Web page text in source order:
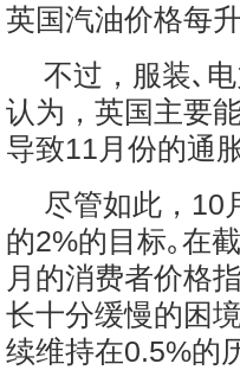
英国汽油价格每
不过，服装､
认为，英国主要
导致11月份的通
尽管如此，10
的2%的目标｡在
月的消费者价格
长十分缓慢的困
续维持在0.5%的